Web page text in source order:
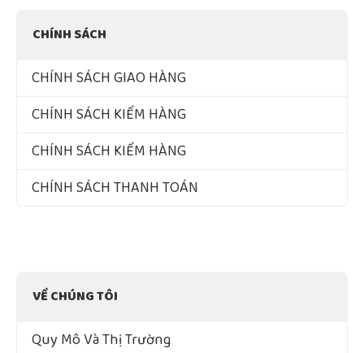
CHÍNH SÁCH
CHÍNH SÁCH GIAO HÀNG
CHÍNH SÁCH KIỂM HÀNG
CHÍNH SÁCH KIỂM HÀNG
CHÍNH SÁCH THANH TOÁN
VỀ CHÚNG TÔI
Quy Mô Và Thị Trường